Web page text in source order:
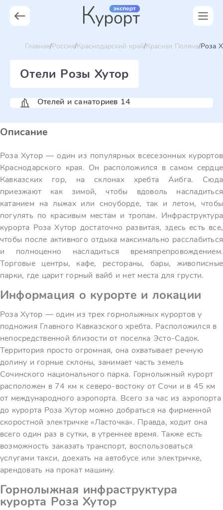
Главная Россия Краснодарский край Красная Поляна Роза
Отели Розы Хутор
Отелей и санаториев 14
Описание
Роза Хутор — один из популярных всесезонных курортов
Краснодарского края. Он расположился в самом сердце
Кавказских гор, на склонах хребта Аибга. Сюда
приезжают как зимой, чтобы вдоволь насладиться
катанием на лыжах или сноуборде, так и летом, чтобы
погулять по красивым местам и тропам. Инфраструктура
курорта Роза Хутор достаточно развитая, здесь есть все,
чтобы после активного отдыха максимально расслабиться
и полноценно насладиться времяпрепровождением.
Торговые центры, кафе, рестораны, бары, живописные
парки, где царит горный вайб и нет места для грусти.
Информация о курорте и локации
Роза Хутор — один из трех горнолыжных курортов у
подножия Главного Кавказского хребта. Расположился в
непосредственной близости от поселка Эсто-Садок.
Территория просто огромная, она охватывает речную
долину и горные склоны, занимает часть земель
Сочинского национального парка. Горнолыжный курорт
расположен в 74 км к северо-востоку от Сочи и в 45 км
от международного аэропорта. Всего за час из аэропорта
до курорта Роза Хутор можно добраться на фирменной
скоростной электричке «Ласточка». Правда, ходит она
всего один раз в сутки, в утреннее время. Также есть
возможность заказать транспорт, воспользоваться
услугами такси, доехать на автобусе или электричке,
арендовать на прокат машину.
Горнолыжная инфраструктура
курорта Роза Хутор